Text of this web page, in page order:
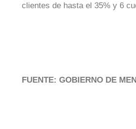
clientes de hasta el 35% y 6
FUENTE: GOBIERNO DE